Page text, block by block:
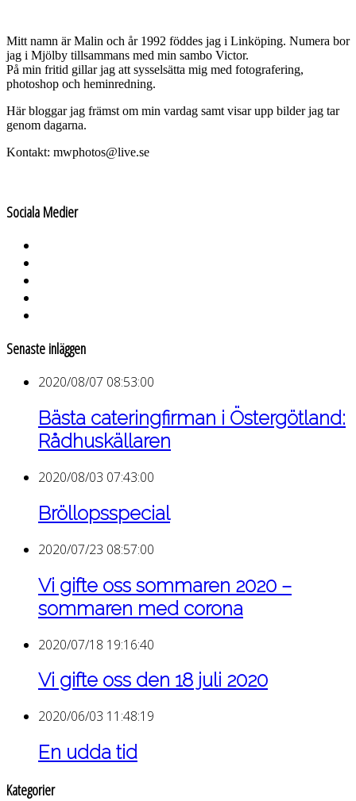
Mitt namn är Malin och år 1992 föddes jag i Linköping. Numera bor
jag i Mjölby tillsammans med min sambo Victor.
På min fritid gillar jag att sysselsätta mig med fotografering,
photoshop och heminredning.
Här bloggar jag främst om min vardag samt visar upp bilder jag tar
genom dagarna.
Kontakt: mwphotos@live.se
Sociala Medier
Senaste inläggen
2020/08/07 08:53:00
Bästa cateringfirman i Östergötland:
Rådhuskällaren
2020/08/03 07:43:00
Bröllopsspecial
2020/07/23 08:57:00
Vi gifte oss sommaren 2020 –
sommaren med corona
2020/07/18 19:16:40
Vi gifte oss den 18 juli 2020
2020/06/03 11:48:19
En udda tid
Kategorier